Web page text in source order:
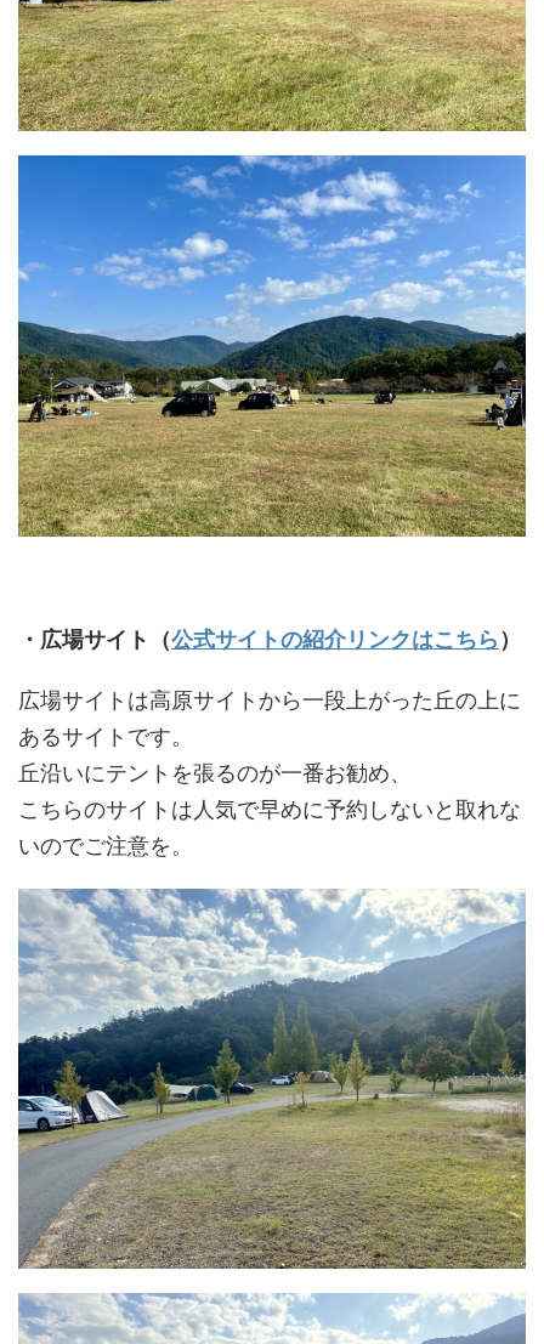
・広場サイト（公式サイトの紹介リンクはこちら）
広場サイトは高原サイトから一段上がった丘の上に
あるサイトです。
丘沿いにテントを張るのが一番お勧め、
こちらのサイトは人気で早めに予約しないと取れな
いのでご注意を。